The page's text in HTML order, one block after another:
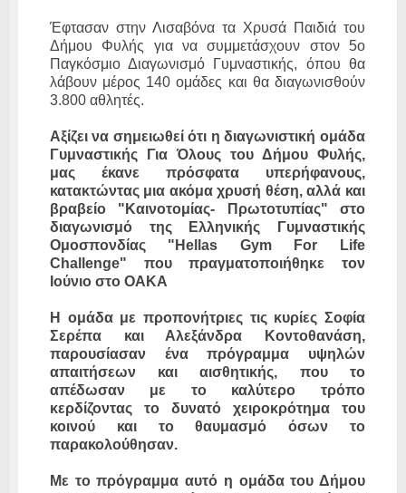
Έφτασαν στην Λισαβόνα τα Χρυσά Παιδιά του
Δήμου Φυλής για να συμμετάσχουν στον 5ο
Παγκόσμιο Διαγωνισμό Γυμναστικής, όπου θα
λάβουν μέρος 140 ομάδες και θα διαγωνισθούν
3.800 αθλητές.
Αξίζει να σημειωθεί ότι η διαγωνιστική ομάδα
Γυμναστικής Για Όλους του Δήμου Φυλής,
μας έκανε πρόσφατα υπερήφανους,
κατακτώντας μια ακόμα χρυσή θέση, αλλά και
βραβείο "Καινοτομίας- Πρωτοτυπίας" στο
διαγωνισμό της Ελληνικής Γυμναστικής
Ομοσπονδίας "Hellas Gym For Life
Challenge" που πραγματοποιήθηκε τον
Ιούνιο στο ΟΑΚΑ
Η ομάδα με προπονήτριες τις κυρίες Σοφία
Σερέπα και Αλεξάνδρα Κοντοθανάση,
παρουσίασαν ένα πρόγραμμα υψηλών
απαιτήσεων και αισθητικής, που το
απέδωσαν με το καλύτερο τρόπο
κερδίζοντας το δυνατό χειροκρότημα του
κοινού και το θαυμασμό όσων το
παρακολούθησαν.
Με το πρόγραμμα αυτό η ομάδα του Δήμου